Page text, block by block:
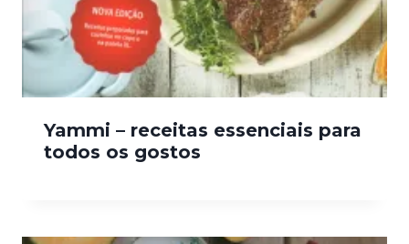
Yammi – receitas essenciais para
todos os gostos